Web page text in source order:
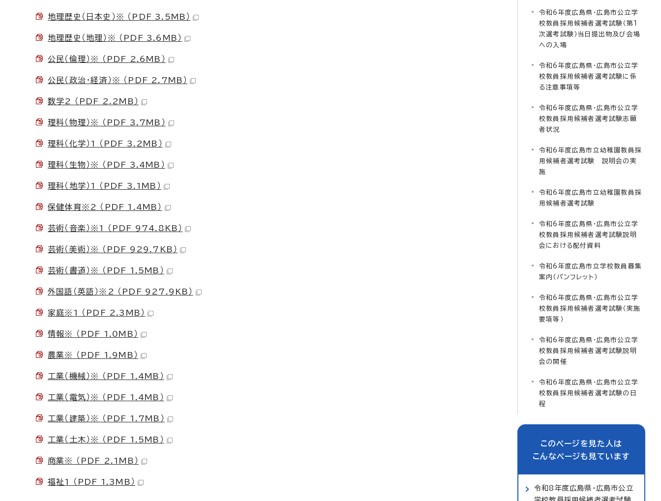
地理歴史（日本史）※ （PDF 3.5MB）
地理歴史（地理）※ （PDF 3.6MB）
公民（倫理）※ （PDF 2.6MB）
公民（政治・経済）※ （PDF 2.7MB）
数学2 （PDF 2.2MB）
理科（物理）※ （PDF 3.7MB）
理科（化学）1 （PDF 3.2MB）
理科（生物）※ （PDF 3.4MB）
理科（地学）1 （PDF 3.1MB）
保健体育※2 （PDF 1.4MB）
芸術（音楽）※1 （PDF 974.8KB）
芸術（美術）※ （PDF 929.7KB）
芸術（書道）※ （PDF 1.5MB）
外国語（英語）※2 （PDF 927.9KB）
家庭※1 （PDF 2.3MB）
情報※ （PDF 1.0MB）
農業※ （PDF 1.9MB）
工業（機械）※ （PDF 1.4MB）
工業（電気）※ （PDF 1.4MB）
工業（建築）※ （PDF 1.7MB）
工業（土木）※ （PDF 1.5MB）
商業※ （PDF 2.1MB）
福祉1 （PDF 1.3MB）
令和6年度広島県・広島市公立学
校教員採用候補者選考試験（第1
次選考試験）当日提出物及び会場
への入場
令和6年度広島県・広島市公立学
校教員採用候補者選考試験に係
る注意事項等
令和6年度広島県・広島市公立学
校教員採用候補者選考試験志願
者状況
令和6年度広島市立幼稚園教員採
用候補者選考試験 説明会の実
施
令和6年度広島市立幼稚園教員採
用候補者選考試験
令和6年度広島県・広島市公立学
校教員採用候補者選考試験説明
会における配付資料
令和6年度広島市立学校教員募集
案内（パンフレット）
令和6年度広島県・広島市公立学
校教員採用候補者選考試験（実施
要項等）
令和6年度広島県・広島市公立学
校教員採用候補者選考試験説明
会の開催
令和6年度広島県・広島市公立学
校教員採用候補者選考試験の日
程
このページを見た人は
こんなページも見ています
令和8年度広島県・広島市公立